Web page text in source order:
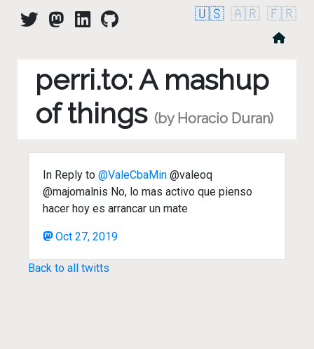
🇺🇸 🇦🇷 🇫🇷
perri.to: A mashup
of things (by Horacio Duran)
In Reply to @ValeCbaMin @valeoq
@majomalnis No, lo mas activo que pienso
hacer hoy es arrancar un mate
Oct 27, 2019
Back to all twitts